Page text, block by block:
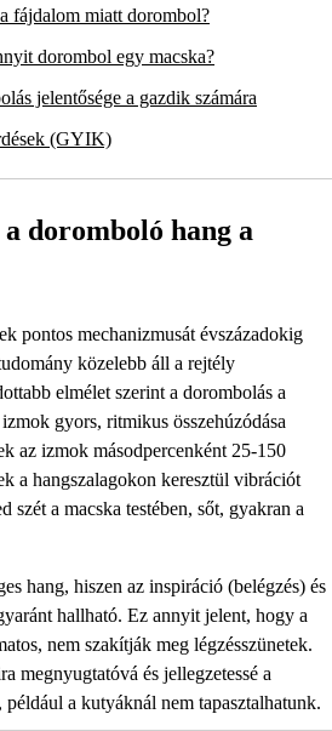
fájdalom miatt dorombol?
dorombol egy macska?
jelentősége a gazdik számára
(GYIK)
doromboló hang a
pontos mechanizmusát évszázadokig
közelebb áll a rejtély
elmélet szerint a dorombolás a
gyors, ritmikus összehúzódása
az izmok másodpercenként 25-150
a hangszalagokon keresztül vibrációt
szét a macska testében, sőt, gyakran a
hang, hiszen az inspiráció (belégzés) és
hallható. Ez annyit jelent, hogy a
nem szakítják meg légzésszünetek.
megnyugtatóvá és jellegzetessé a
a kutyáknál nem tapasztalhatunk.